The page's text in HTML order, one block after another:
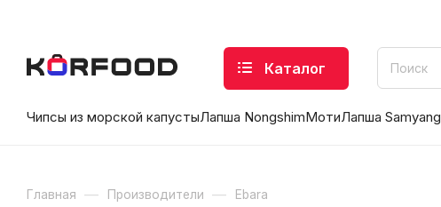
Каталог
Чипсы из морской капустыЛапша NongshimМотиЛапша Samyang
Главная — Производители — Ebara